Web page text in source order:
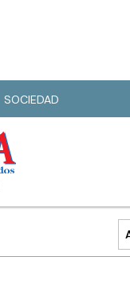
SOCIEDAD